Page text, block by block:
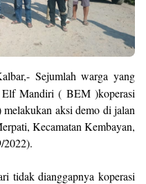
Sejumlah warga yang
Elf Mandiri ( BEM )koperasi
aksi demo di jalan
Kecamatan Kembayan,
2022).
tidak dianggapnya koperasi